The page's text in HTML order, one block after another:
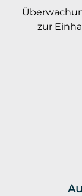
zur